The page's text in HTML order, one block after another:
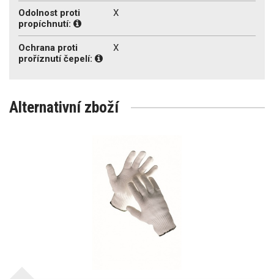
Odolnost proti
propíchnutí:
X
Ochrana proti
proříznutí čepelí:
X
Alternativní zboží